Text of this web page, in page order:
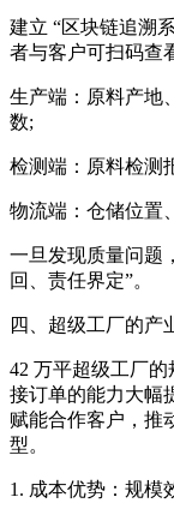
建立 “区块链追溯
者与客户可扫码查
生产端：原料产地
数;
检测端：原料检测
物流端：仓储位置
一旦发现质量问题
回、责任界定”。
四、超级工厂的产
42 万平超级工厂
接订单的能力大幅
赋能合作客户，推
型。
1. 成本优势：规模